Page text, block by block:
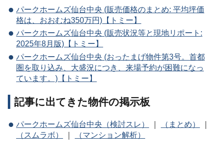
パークホームズ仙台中央 (販売価格のまとめ: 平均坪価
格は、おおむね350万円)【トミー】
パークホームズ仙台中央 (販売状況等と現地リポート:
2025年8月版)【トミー】
パークホームズ仙台中央 (おったまげ物件第3号。首都
圏を取り込み、大盛況につき、来場予約が困難になっ
ています。)【トミー】
記事に出てきた物件の掲示板
パークホームズ仙台中央（検討スレ） ｜ （まとめ）
｜
（スムラボ）
｜ （マンション解析）